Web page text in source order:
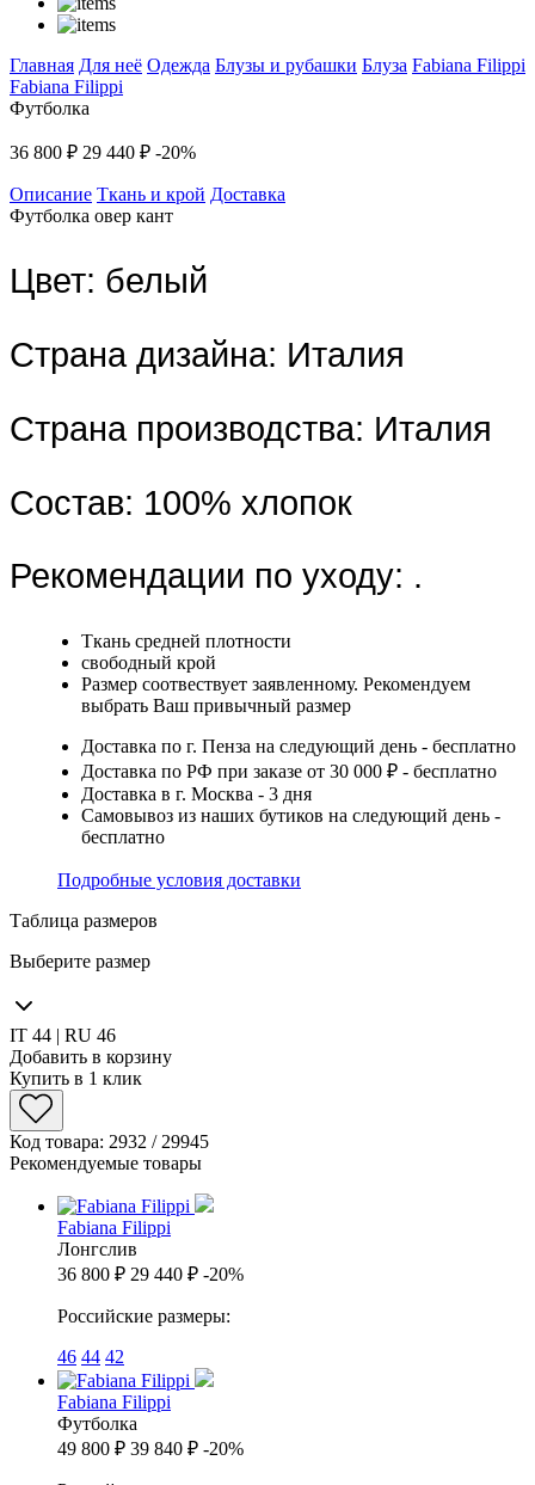
Главная Для неё Одежда Блузы и рубашки Блуза Fabiana Filippi
Fabiana Filippi
Футболка
36 800 ₽ 29 440 ₽ -20%
Описание Ткань и крой Доставка
Футболка овер кант
Цвет: белый
Страна дизайна: Италия
Страна производства: Италия
Состав: 100% хлопок
Рекомендации по уходу: .
Ткань средней плотности
свободный крой
Размер соотвествует заявленному. Рекомендуем
выбрать Ваш привычный размер
Доставка по г. Пенза на следующий день - бесплатно
Доставка по РФ при заказе от 30 000 ₽ - бесплатно
Доставка в г. Москва - 3 дня
Самовывоз из наших бутиков на следующий день -
бесплатно
Подробные условия доставки
Таблица размеров
Выберите размер
IT 44 | RU 46
Добавить в корзину
Купить в 1 клик
Код товара: 2932 / 29945
Рекомендуемые товары
Fabiana Filippi
Лонгслив
36 800 ₽ 29 440 ₽ -20%
Российские размеры:
46 44 42
Fabiana Filippi
Футболка
49 800 ₽ 39 840 ₽ -20%